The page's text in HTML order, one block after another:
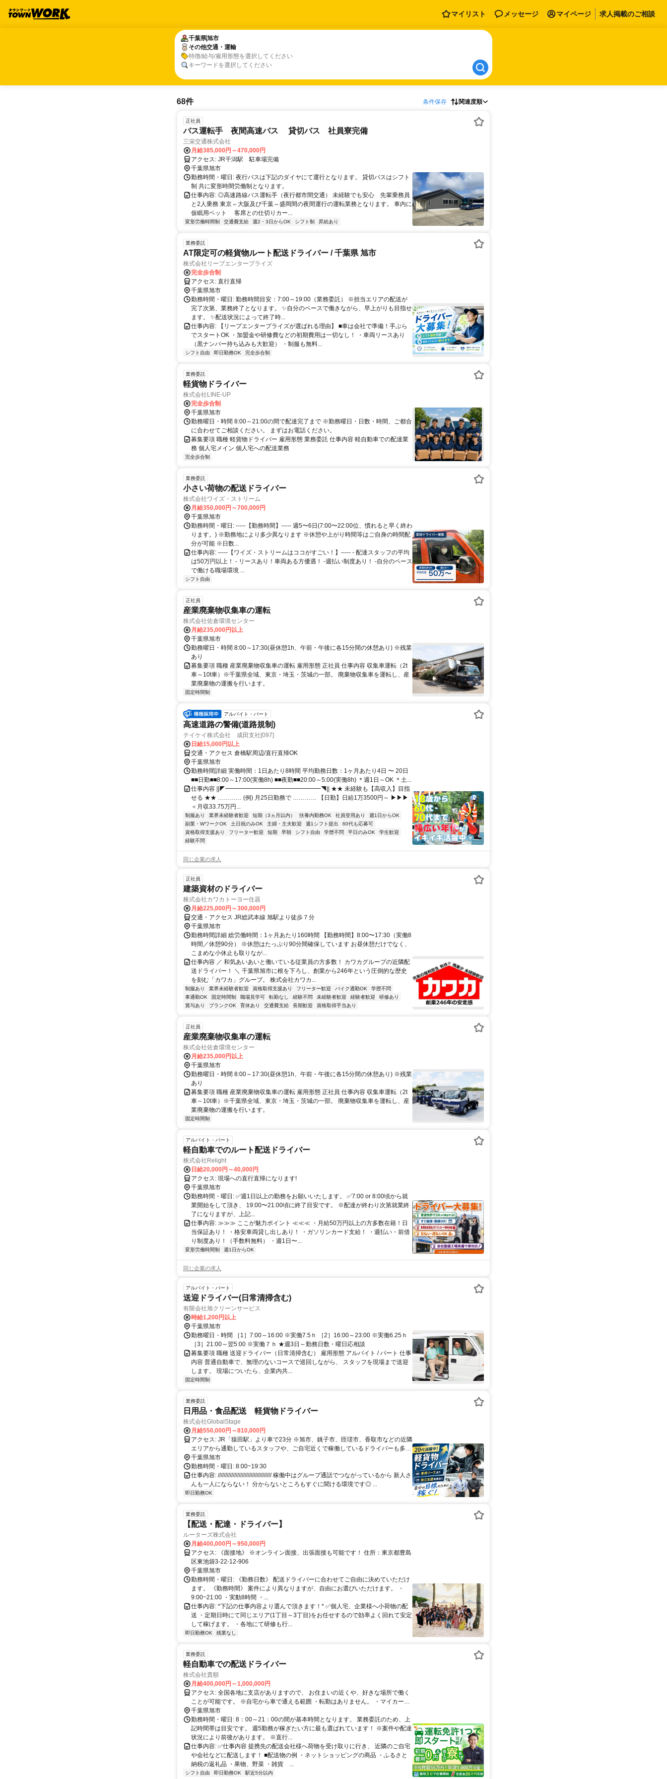
マイリスト メッセージ マイページ 求人掲載のご相談
千葉県旭市
その他交通・運輸
特徴/給与/雇用形態を選択してください
キーワードを選択してください
千葉県旭市
その他交通・運輸
68件 条件保存 関連度順
正社員
バス運転手 夜間高速バス 貸切バス 社員寮完備
三栄交通株式会社
月給385,000円～470,000円
アクセス: JR干潟駅 駐車場完備
千葉県旭市
勤務時間・曜日: 夜行バスは下記のダイヤにて運行となります。 貸切バスはシフト
制 共に変形時間労働制となります。
仕事内容: ◎高速路線バス運転手（夜行都市間交通） 未経験でも安心 先輩乗務員
と2人乗務 東京⇔大阪及び千葉⇔盛岡間の夜間運行の運転業務となります。 車内に
仮眠用ベット 客席との仕切りカー...
変形労働時間制 交通費支給 週2・3日からOK シフト制 昇給あり
業務委託
AT限定可の軽貨物ルート配送ドライバー / 千葉県 旭市
株式会社リープエンタープライズ
完全歩合制
アクセス: 直行直帰
千葉県旭市
勤務時間・曜日: 勤務時間目安：7:00～19:00（業務委託） ※担当エリアの配送が
完了次第、業務終了となります。 ✨自分のペースで働きながら、早上がりも目指せ
ます。 ✨配送状況によって終了時...
仕事内容: 【リープエンタープライズが選ばれる理由】 ■車は会社で準備！手ぶら
でスタートOK ・加盟金や研修費などの初期費用は一切なし！ ・車両リースあり
（黒ナンバー持ち込みも大歓迎） ・制服も無料...
シフト自由 即日勤務OK 完全歩合制
業務委託
軽貨物ドライバー
株式会社LINE-UP
完全歩合制
千葉県旭市
勤務曜日・時間 8:00～21:00の間で配達完了まで ※勤務曜日・日数・時間、ご都合
に合わせてご相談ください。 まずはお電話ください。
募集要項 職種 軽貨物ドライバー 雇用形態 業務委託 仕事内容 軽自動車での配達業
務 個人宅メイン 個人宅への配送業務
完全歩合制
業務委託
小さい荷物の配送ドライバー
株式会社ワイズ・ストリーム
月給350,000円～700,000円
千葉県旭市
勤務時間・曜日: -----【勤務時間】----- 週5〜6日(7:00〜22:00位、慣れると早く終わ
ります。) ※勤務地により多少異なります ※休憩や上がり時間等はご自身の時間配
分が可能 ※日数...
仕事内容: -----【ワイズ・ストリームはココがすごい！】----- - 配達スタッフの平均
は50万円以上！ - リースあり！車両ある方優遇！ -週払い制度あり！ -自分のペース
で働ける職場環境 ...
シフト自由
正社員
産業廃棄物収集車の運転
株式会社佐倉環境センター
月給235,000円以上
千葉県旭市
勤務曜日・時間 8:00～17:30(昼休憩1h、午前・午後に各15分間の休憩あり) ※残業
あり
募集要項 職種 産業廃棄物収集車の運転 雇用形態 正社員 仕事内容 収集車運転（2t
車～10t車）※千葉県全域、東京・埼玉・茨城の一部。 廃棄物収集車を運転し、産
業廃棄物の運搬を行います。
固定時間制
アルバイト・パート
高速道路の警備(道路規制)
テイケイ株式会社 成田支社[097]
日給15,000円以上
交通・アクセス 倉橋駅周辺/直行直帰OK
千葉県旭市
勤務時間詳細 実働時間：1日あたり8時間 平均勤務日数：1ヶ月あたり4日 〜 20日
■■日勤■■8:00～17:00(実働8h) ■■夜勤■■20:00～5:00(実働8h) ＊週1日～OK ＊土...
仕事内容 ||◤━━━━━━━━━━━━━━━━◥|| ★★ 未経験も【高収入】目指
せる ★★ ………… (例) 月25日勤務で ………… 【日勤】日給1万3500円～ ▶▶▶
＜月収33.75万円...
制服あり 業界未経験者歓迎 短期（3ヵ月以内） 扶養内勤務OK 社員登用あり
週1日からOK
副業・WワークOK
土日祝のみOK 主婦・主夫歓迎 週1シフト提出
60代も応募可
資格取得支援あり
フリーター歓迎 短期 早朝 シフト自由 学歴不問 平日のみOK
学生歓迎
経験不問
同じ企業の求人
正社員
建築資材のドライバー
株式会社カワカトーヨー住器
月給225,000円～300,000円
交通・アクセス JR総武本線 旭駅より徒歩７分
千葉県旭市
勤務時間詳細 総労働時間：1ヶ月あたり160時間 【勤務時間】8:00〜17:30（実働8
時間／休憩90分） ※休憩はたっぷり90分間確保しています お昼休憩だけでなく、
こまめな小休止も取りなが...
仕事内容 ／ 和気あいあいと働いている従業員の方多数！ カワカグループの近隣配
送ドライバー！ ＼ 千葉県旭市に根を下ろし、創業から246年という圧倒的な歴史
を刻む「カワカ」グループ。 株式会社カワカ...
制服あり 業界未経験者歓迎 資格取得支援あり フリーター歓迎 バイク通勤OK
学歴不問
車通勤OK
固定時間制 職場見学可 転勤なし 経験不問 未経験者歓迎 経験者歓迎
研修あり
賞与あり
ブランクOK 育休あり 交通費支給 長期歓迎 資格取得手当あり
正社員
産業廃棄物収集車の運転
株式会社佐倉環境センター
月給235,000円以上
千葉県旭市
勤務曜日・時間 8:00～17:30(昼休憩1h、午前・午後に各15分間の休憩あり) ※残業
あり
募集要項 職種 産業廃棄物収集車の運転 雇用形態 正社員 仕事内容 収集車運転（2t
車～10t車）※千葉県全域、東京・埼玉・茨城の一部。 廃棄物収集車を運転し、産
業廃棄物の運搬を行います。
固定時間制
アルバイト・パート
軽自動車でのルート配送ドライバー
株式会社Relight
日給20,000円～40,000円
アクセス: 現場への直行直帰になります!
千葉県旭市
勤務時間・曜日: ✅週1日以上の勤務をお願いいたします。 ✅7:00 or 8:00頃から就
業開始をして頂き、 19:00〜21:00頃に終了目安です。 ※配達が終わり次第就業終
了になりますが、上記...
仕事内容: ≫≫≫ ここが魅力ポイント ≪≪≪ ・月給50万円以上の方多数在籍！日
当保証あり！ ・格安車両貸し出しあり！ ・ガソリンカード支給！ ・週払い・前借
り制度あり！（手数料無料） ・週1日〜...
変形労働時間制 週1日からOK
同じ企業の求人
アルバイト・パート
送迎ドライバー(日常清掃含む)
有限会社旭クリーンサービス
時給1,200円以上
千葉県旭市
勤務曜日・時間 ［1］7:00～16:00 ※実働7.5ｈ ［2］16:00～23:00 ※実働6.25ｈ
［3］21:00～翌5:00 ※実働７ｈ ★週3日～勤務日数・曜日応相談
募集要項 職種 送迎ドライバー（日常清掃含む） 雇用形態 アルバイト / パート 仕事
内容 普通自動車で、無理のないコースで巡回しながら、 スタッフを現場まで送迎
します。 現場についたら、企業内共...
固定時間制
業務委託
日用品・食品配送 軽貨物ドライバー
株式会社GlobalStage
月給550,000円～810,000円
アクセス: JR「猿田駅」より車で23分 ※旭市、銚子市、匝瑳市、香取市などの近隣
エリアから通勤しているスタッフや、ご自宅近くで稼働しているドライバーも多数
活躍中！ ※直行直帰も相談OK！
千葉県旭市
勤務時間・曜日: 8:00~19:30
仕事内容: //////////////////////////////////// 稼働中はグループ通話でつながっているから 新人さ
んも一人にならない！ 分からないところもすぐに聞ける環境です◎ ...
即日勤務OK
業務委託
【配送・配達・ドライバー】
ルーターズ株式会社
月給400,000円～950,000円
アクセス: 《面接地》 ※オンライン面接、出張面接も可能です！ 住所：東京都豊島
区東池袋3-22-12-906
千葉県旭市
勤務時間・曜日: 《勤務日数》 配送ドライバーに合わせてご自由に決めていただけ
ます。 《勤務時間》 案件により異なりますが、自由にお選びいただけます。 ・
9:00~21:00 ・実動8時間 ・...
仕事内容: *下記の仕事内容より選んで頂きます！* ✅個人宅、企業様へ小荷物の配
送 ・定期日時にて同じエリア(1丁目～3丁目)をお任せするので効率よく回れて安定
して稼げます。 ・各地にて研修も行...
即日勤務OK 残業なし
業務委託
軽自動車での配送ドライバー
株式会社貴順
月給400,000円～1,000,000円
アクセス: 全国各地に支店がありますので、 お住まいの近くや、好きな場所で働く
ことが可能です。 ※自宅から車で通える範囲 ・転勤はありません。 ・マイカーか
レンタル車両での直行直帰 ・車通勤可
千葉県旭市
勤務時間・曜日: 8：00～21：00の間が基本時間となります。 業務委託のため、上
記時間帯は目安です。 週5勤務が稼ぎたい方に最も選ばれています！ ※案件や配達
状況により前後があります。 ※直行...
仕事内容: ✅️仕事内容 提携先の配送会社様へ荷物を受け取りに行き、 近隣のご自宅
や会社などに配送します！ ■配送物の例 ・ネットショッピングの商品 ・ふるさと
納税の返礼品 ・果物、野菜 ・雑貨 ...
シフト自由 即日勤務OK 駅近5分以内